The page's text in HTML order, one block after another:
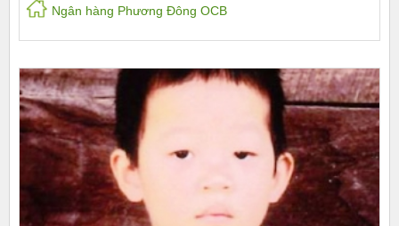
Ngân hàng Phương Đông OCB